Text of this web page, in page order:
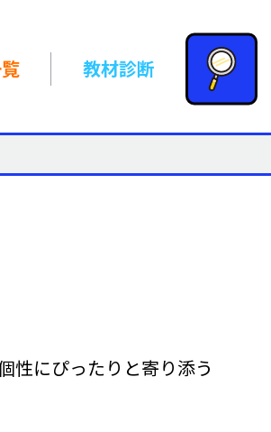
教材診断
性にぴったりと寄り添う